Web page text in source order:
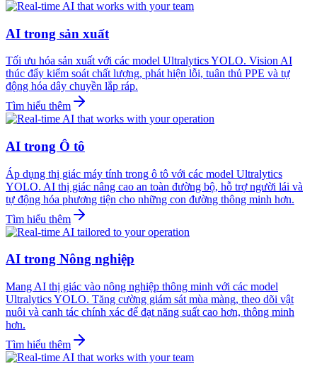
AI trong sản xuất
Tối ưu hóa sản xuất với các model Ultralytics YOLO. Vision AI
thúc đẩy kiểm soát chất lượng, phát hiện lỗi, tuân thủ PPE và tự
động hóa dây chuyền lắp ráp.
Tìm hiểu thêm
AI trong Ô tô
Áp dụng thị giác máy tính trong ô tô với các model Ultralytics
YOLO. AI thị giác nâng cao an toàn đường bộ, hỗ trợ người lái và
tự động hóa phương tiện cho những con đường thông minh hơn.
Tìm hiểu thêm
AI trong Nông nghiệp
Mang AI thị giác vào nông nghiệp thông minh với các model
Ultralytics YOLO. Tăng cường giám sát mùa màng, theo dõi vật
nuôi và canh tác chính xác để đạt năng suất cao hơn, thông minh
hơn.
Tìm hiểu thêm